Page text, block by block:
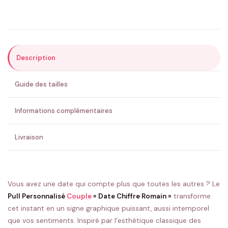
ENVOYER MA DEMANDE ✨
💚 Retour sous 24-48h🇫🇷 Flocage en France✅ Validation avant fabrication
Description
Guide des tailles
Informations complémentaires
Livraison
Vous avez une date qui compte plus que toutes les autres ? Le
Pull Personnalisé Couple« Date Chiffre Romain » transforme
cet instant en un signe graphique puissant, aussi intemporel
que vos sentiments. Inspiré par l’esthétique classique des